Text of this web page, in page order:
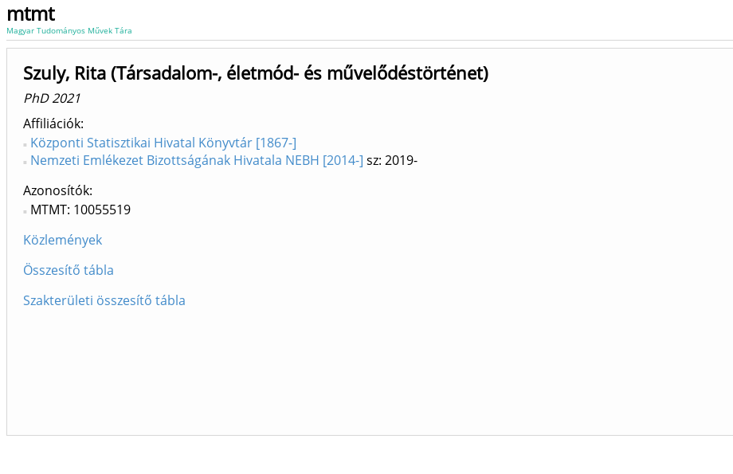
mtmt
Magyar Tudományos Művek Tára
Szuly, Rita (Társadalom-, életmód- és művelődéstörténet)
PhD 2021
Affiliációk
Központi Statisztikai Hivatal Könyvtár [1867-]
Nemzeti Emlékezet Bizottságának Hivatala NEBH [2014-] sz: 2019-
Azonosítók
MTMT: 10055519
Közlemények
Összesítő tábla
Szakterületi összesítő tábla